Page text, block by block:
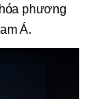
phương
Á.